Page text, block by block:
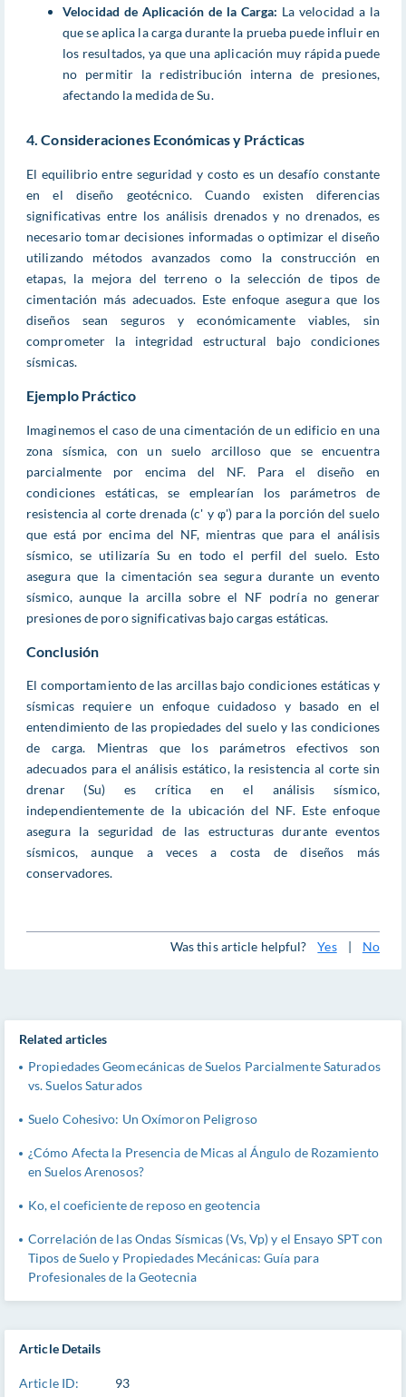
Velocidad de Aplicación de la Carga: La velocidad a la
que se aplica la carga durante la prueba puede influir en
los resultados, ya que una aplicación muy rápida puede
no permitir la redistribución interna de presiones,
afectando la medida de Su.
4. Consideraciones Económicas y Prácticas
El equilibrio entre seguridad y costo es un desafío constante
en el diseño geotécnico. Cuando existen diferencias
significativas entre los análisis drenados y no drenados, es
necesario tomar decisiones informadas o optimizar el diseño
utilizando métodos avanzados como la construcción en
etapas, la mejora del terreno o la selección de tipos de
cimentación más adecuados. Este enfoque asegura que los
diseños sean seguros y económicamente viables, sin
comprometer la integridad estructural bajo condiciones
sísmicas.
Ejemplo Práctico
Imaginemos el caso de una cimentación de un edificio en una
zona sísmica, con un suelo arcilloso que se encuentra
parcialmente por encima del NF. Para el diseño en
condiciones estáticas, se emplearían los parámetros de
resistencia al corte drenada (c' y φ') para la porción del suelo
que está por encima del NF, mientras que para el análisis
sísmico, se utilizaría Su en todo el perfil del suelo. Esto
asegura que la cimentación sea segura durante un evento
sísmico, aunque la arcilla sobre el NF podría no generar
presiones de poro significativas bajo cargas estáticas.
Conclusión
El comportamiento de las arcillas bajo condiciones estáticas y
sísmicas requiere un enfoque cuidadoso y basado en el
entendimiento de las propiedades del suelo y las condiciones
de carga. Mientras que los parámetros efectivos son
adecuados para el análisis estático, la resistencia al corte sin
drenar (Su) es crítica en el análisis sísmico,
independientemente de la ubicación del NF. Este enfoque
asegura la seguridad de las estructuras durante eventos
sísmicos, aunque a veces a costa de diseños más
conservadores.
Was this article helpful? Yes | No
Article Details
Article ID: 93
Related articles
Propiedades Geomecánicas de Suelos Parcialmente Saturados
vs. Suelos Saturados
Suelo Cohesivo: Un Oxímoron Peligroso
¿Cómo Afecta la Presencia de Micas al Ángulo de Rozamiento
en Suelos Arenosos?
Ko, el coeficiente de reposo en geotencia
Correlación de las Ondas Sísmicas (Vs, Vp) y el Ensayo SPT con
Tipos de Suelo y Propiedades Mecánicas: Guía para
Profesionales de la Geotecnia